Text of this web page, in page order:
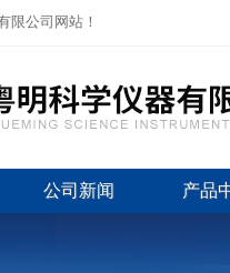
限公司网站！
公司新闻 产品